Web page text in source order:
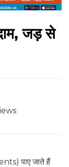
जड़ से
पाए जाते हैं